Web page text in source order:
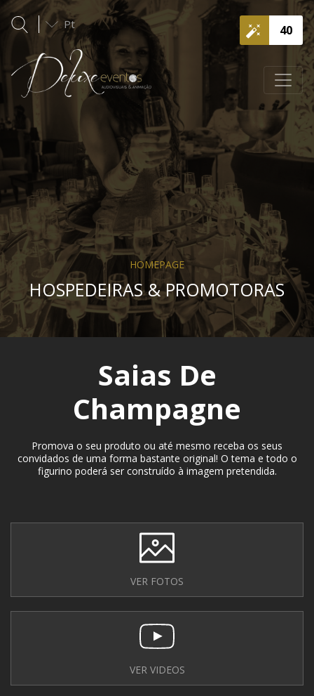
40
Pt
HOMEPAGE
HOSPEDEIRAS & PROMOTORAS
Saias De
Champagne
Promova o seu produto ou até mesmo receba os seus
convidados de uma forma bastante original! O tema e todo o
figurino poderá ser construído à imagem pretendida.
VER FOTOS
VER VIDEOS